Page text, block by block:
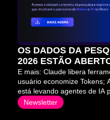
OS DADOS DA
2026 ESTÃO
E mais: Claude libera
usuário economize Tokens;
está levando agentes de IA
Newsletter